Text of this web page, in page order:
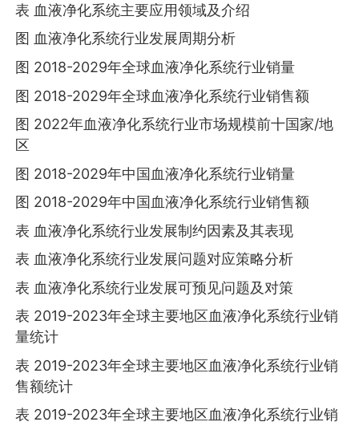
表 血液净化系统主要应用领域及介绍
图 血液净化系统行业发展周期分析
图 2018-2029年全球血液净化系统行业销量
图 2018-2029年全球血液净化系统行业销售额
图 2022年血液净化系统行业市场规模前十国家/地
区
图 2018-2029年中国血液净化系统行业销量
图 2018-2029年中国血液净化系统行业销售额
表 血液净化系统行业发展制约因素及其表现
表 血液净化系统行业发展问题对应策略分析
表 血液净化系统行业发展可预见问题及对策
表 2019-2023年全球主要地区血液净化系统行业销
量统计
表 2019-2023年全球主要地区血液净化系统行业销
售额统计
表 2019-2023年全球主要地区血液净化系统行业销